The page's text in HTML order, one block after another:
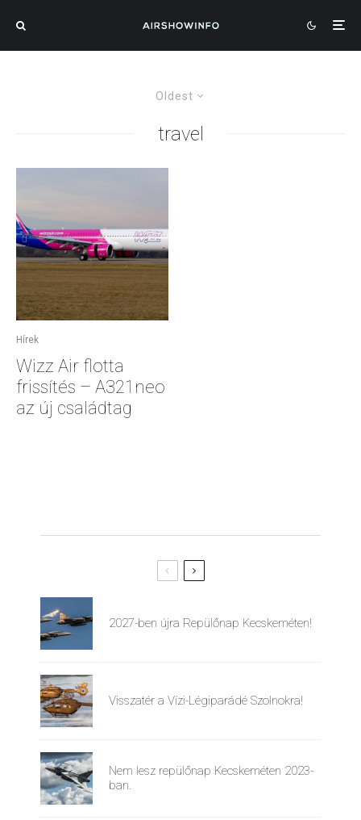
Oldest
travel
Hírek
Wizz Air flotta
frissítés – A321neo
az új családtag
2027-ben újra Repülőnap Kecskeméten!
Visszatér a Vízi-Légiparádé Szolnokra!
Nem lesz repülőnap Kecskeméten 2023-
ban.